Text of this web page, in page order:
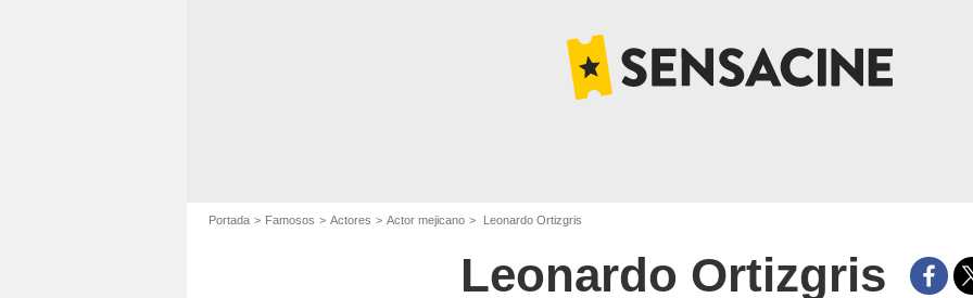
Portada Famosos Actores Actor mejicano Leonardo Ortizgris
Leonardo Ortizgris